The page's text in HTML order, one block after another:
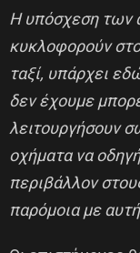
Η υπόσχεση των
κυκλοφορούν
ταξί, υπάρχει
δεν έχουμε
λειτουργήσουν
οχήματα να
περιβάλλον
παρόμοια με